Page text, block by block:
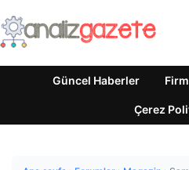
Güncel Haberler
Çerez